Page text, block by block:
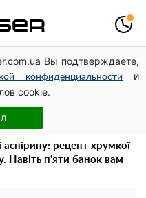
Вы подтверждаете,
конфиденциальности
и
cookie.
російського удару
Конотопський вивів
через фіктивну фірму в
аспірину: рецепт хрумкої
Навіть п'яти банок вам